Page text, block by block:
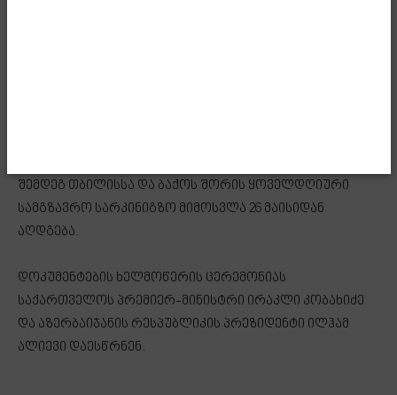
შემდეგ თბილისსა და ბაქოს შორის ყოველდღიური
სამგზავრო სარკინიგზო მიმოსვლა 26 მაისიდან
აღდგება.
დოკუმენტების ხელმოწერის ცერემონიას
საქართველოს პრემიერ-მინისტრი ირაკლი კობახიძე
და აზერბაიჯანის რესპუბლიკის პრეზიდენტი ილჰამ
ალიევი დაესწრნენ.